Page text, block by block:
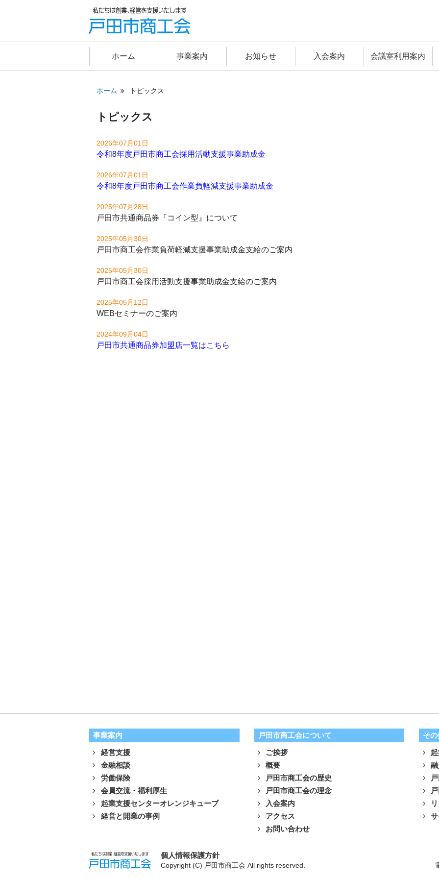
ホーム 事業案内 お知らせ 入会案内 会議室利用案内
ホーム トピックス
トピックス
2026年07月01日
令和8年度戸田市商工会採用活動支援事業助成金
2026年07月01日
令和8年度戸田市商工会作業負軽減支援事業助成金
2025年07月28日
戸田市共通商品券『コイン型』について
2025年05月30日
戸田市商工会作業負荷軽減支援事業助成金支給のご案内
2025年05月30日
戸田市商工会採用活動支援事業助成金支給のご案内
2025年05月12日
WEBセミナーのご案内
2024年09月04日
戸田市共通商品券加盟店一覧はこちら
事業案内
経営支援
金融相談
労働保険
会員交流・福利厚生
起業支援センターオレンジキューブ
経営と開業の事例
戸田市商工会について
ご挨拶
概要
戸田市商工会の歴史
戸田市商工会の理念
入会案内
アクセス
お問い合わせ
そ
個人情報保護方針
Copyright (C) 戸田市商工会 All rights reserved.